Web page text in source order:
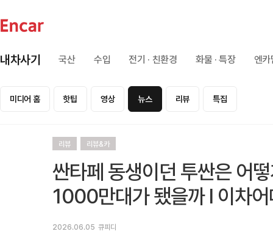
내차사기 국산 수입 전기 · 친환경 화물 · 특장 엔
미디어 홈 핫팁 영상 뉴스 리뷰 특집
리뷰 리뷰&카
싼타페 동생이던 투싼은 어
1000만대가 됐을까 l 이차
2026.06.05 큐피디